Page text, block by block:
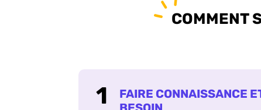
COMMENT
FAIRE CONNAISSANCE